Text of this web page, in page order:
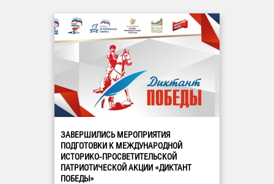
ЗАВЕРШИЛИСЬ МЕРОПРИЯТИЯ
ПОДГОТОВКИ К МЕЖДУНАРОДНОЙ
ИСТОРИКО-ПРОСВЕТИТЕЛЬСКОЙ
ПАТРИОТИЧЕСКОЙ АКЦИИ «ДИКТАНТ
ПОБЕДЫ»